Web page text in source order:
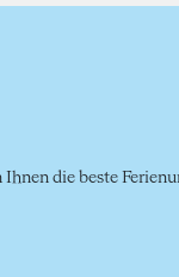
die beste